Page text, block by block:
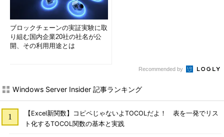
ブロックチェーンの実証実験に取
り組む国内企業20社の社名が公
開、その利用用途とは
Recommended by
Windows Server Insider 記事ランキング
【Excel新関数】コピペじゃないよTOCOLだよ！ 表を一発でリス
ト化するTOCOL関数の基本と実践